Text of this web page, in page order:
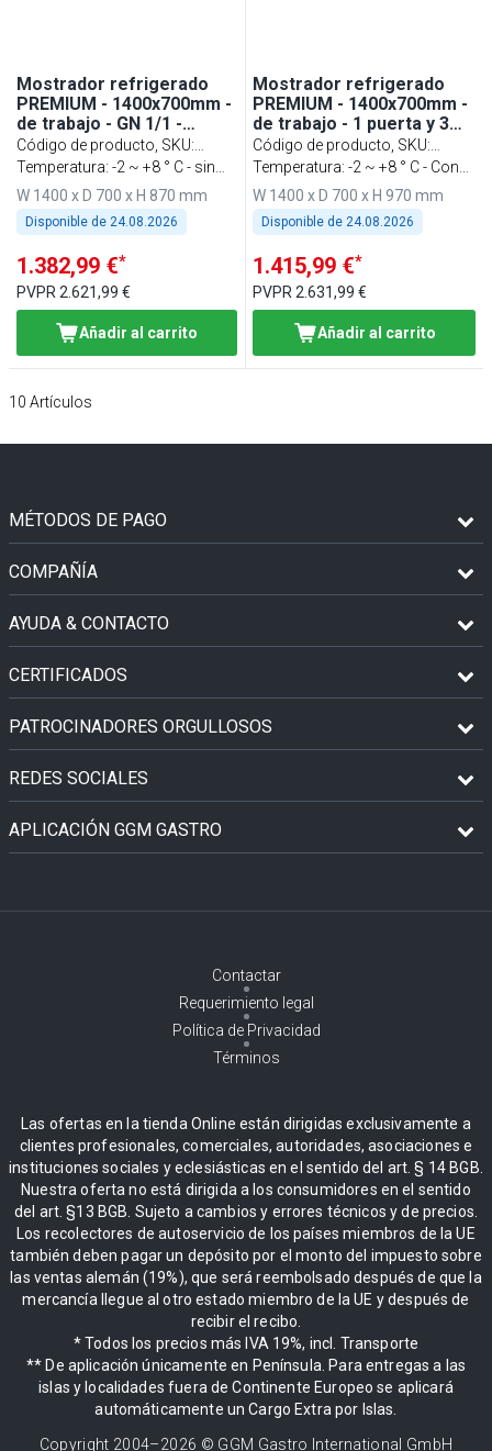
Mostrador refrigerado
PREMIUM - 1400x700mm -
de trabajo - GN 1/1 -
refrigeración ventilada - 1
puerta y 3 cajones
Código de producto, SKU:
KTF147ND-EF#1T#3S
Temperatura: -2 ~ +8 ° C - sin
zócalo
W 1400 x D 700 x H 870 mm
Disponible de 24.08.2026
1.382,99 €*
PVPR 2.621,99 €
Añadir al carrito
Mostrador refrigerado
PREMIUM - 1400x700mm -
de trabajo - 1 puerta y 3
cajones - GN 1/1 -
refrigeración ventilada
Código de producto, SKU:
KTF147AND-EF#1T#3S
Temperatura: -2 ~ +8 ° C - Con
zócalo
W 1400 x D 700 x H 970 mm
Disponible de24.08.2026
1.415,99 €*
PVPR2.631,99 €
Añadir al carrito
10 Artículos
MÉTODOS DE PAGO
COMPAÑÍA
AYUDA & CONTACTO
CERTIFICADOS
PATROCINADORES ORGULLOSOS
REDES SOCIALES
APLICACIÓN GGM GASTRO
Contactar
Requerimiento legal
Política de Privacidad
Términos
Las ofertas en la tienda Online están dirigidas exclusivamente a
clientes profesionales, comerciales, autoridades, asociaciones e
instituciones sociales y eclesiásticas en el sentido del art. § 14 BGB.
Nuestra oferta no está dirigida a los consumidores en el sentido
del art. §13 BGB. Sujeto a cambios y errores técnicos y de precios.
Los recolectores de autoservicio de los países miembros de la UE
también deben pagar un depósito por el monto del impuesto sobre
las ventas alemán (19%), que será reembolsado después de que la
mercancía llegue al otro estado miembro de la UE y después de
recibir el recibo.
* Todos los precios más IVA 19%, incl. Transporte
** De aplicación únicamente en Península. Para entregas a las
islas y localidades fuera de Continente Europeo se aplicará
automáticamente un Cargo Extra por Islas.
Copyright 2004–2026 © GGM Gastro International GmbH